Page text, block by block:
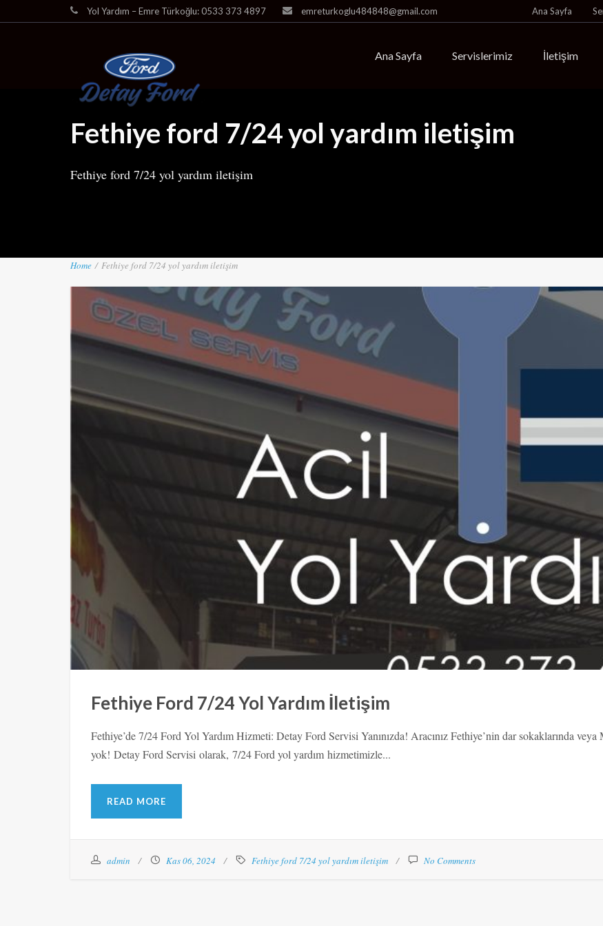
Yol Yardım – Emre Türkoğlu: 0533 373 4897 emreturkoglu484848@gmail.com Ana Sayfa
Ana Sayfa Servislerimiz İletişim
Fethiye ford 7/24 yol yardım iletişim
Fethiye ford 7/24 yol yardım iletişim
Home / Fethiye ford 7/24 yol yardım iletişim
Fethiye Ford 7/24 Yol Yardım İletişim
Fethiye’de 7/24 Ford Yol Yardım Hizmeti: Detay Ford Servisi Yanınızda! Aracınız Fethiye’nin dar sokaklarında veya
yok! Detay Ford Servisi olarak, 7/24 Ford yol yardım hizmetimizle...
READ MORE
admin Kas 06, 2024 Fethiye ford 7/24 yol yardım iletişim No Comments